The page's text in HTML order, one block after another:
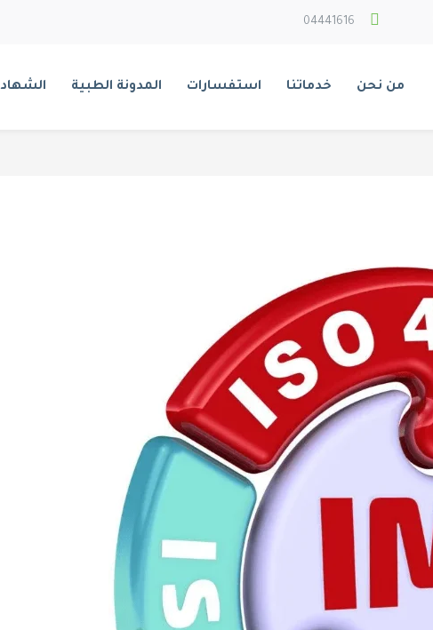
04441616
من نحن خدماتنا استفسارات المدونة الطبية